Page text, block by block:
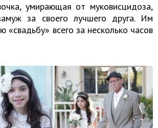
умирающая от муковисцидоза,
за своего лучшего друга. Им
«свадьбу» всего за несколько часов